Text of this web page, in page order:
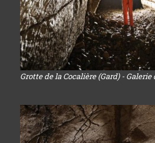
Grotte de la Cocalière (Gard) -